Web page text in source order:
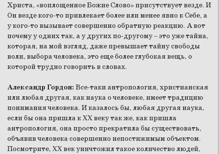
Христа, «воплощенное Божие Слово» присутствует везде. И
Он везде кого-то привлекает более или менее явно к Себе, а
у кого-то вызывает совершенно обратную реакцию. А вот
почему у одних так, а у других по-другому – это уже тайна,
которая, на мой взгляд, даже превышает тайну свободы
воли, выбора человека, это еще более глубокая вещь, о
которой трудно говорить в словах.
Александр Гордон: Все-таки антропология, христианская
или любая другая, как наука о человеке, имеет традицию
понимания человека. И казалось бы, любая другая наука,
если бы она пришла к XX веку так же, как пришла
антропология, она просто прекратила бы существовать,
объявив человека совершенно непостижимым объектом.
Посмотрите, XX век уничтожил такое количество людей,